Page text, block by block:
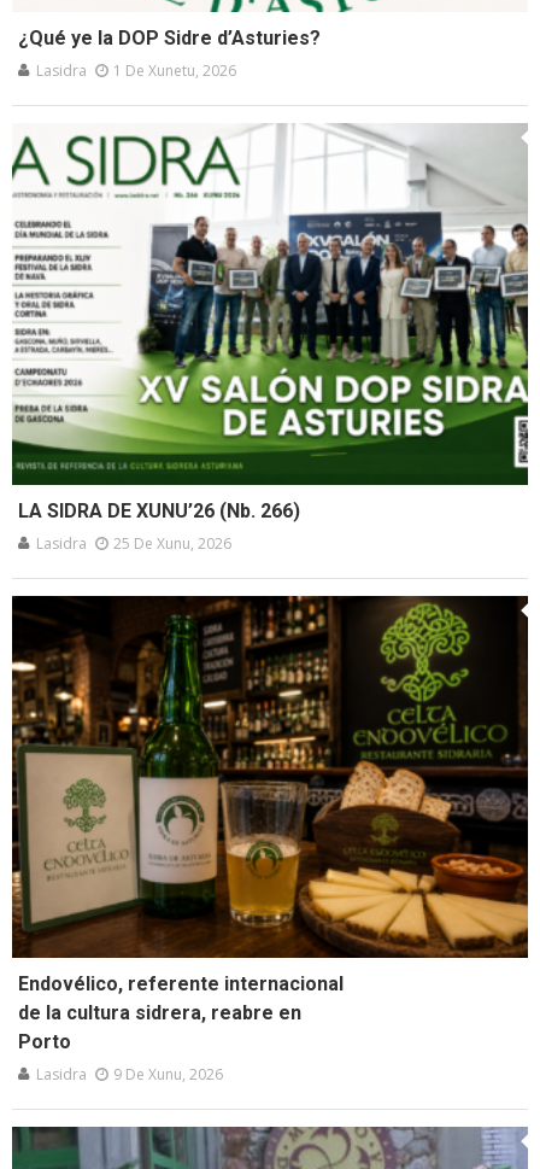
¿Qué ye la DOP Sidre d’Asturies?
Lasidra 1 De Xunetu, 2026
LA SIDRA DE XUNU’26 (Nb. 266)
Lasidra 25 De Xunu, 2026
Endovélico, referente internacional
de la cultura sidrera, reabre en
Porto
Lasidra 9 De Xunu, 2026